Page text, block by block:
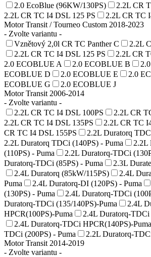
2.0 EcoBlue (96KW/130PS)
2.2L CR
2.2L CR TC I4 DSL 125 PS
2.2L CR TC
Motor Transit / Tourneo Custom 2018-2023
- Zvolte variantu -
Vznětový 2,0l CR TC Panther C
2.2L
2.2L CR TC I4 DSL 125 PS
2.2L CR
2.0 ECOBLUE A
2.0 ECOBLUE B
ECOBLUE D
2.0 ECOBLUE E 2.0
ECOBLUE G
2.0 ECOBLUE J
Motor Transit 2006-2014
- Zvolte variantu -
2.2L CR TC I4 DSL 100PS
2.2L CR
2.2L CR TC I4 DSL 135PS
2.2L CR TC
CR TC I4 DSL 155PS
2.2L Duratorq
2.2L Duratorq TDCi (140PS) - Puma
2.2L
(110PS) - Puma
2.2L Duratorq-TDCi
Duratorq-TDCi (85PS) - Puma
2.3L
2.4L Duratorq (85kW/115PS)
2.4L
Puma
2.4L Duratorq-DI (120PS) - Puma
(130PS) - Puma
2.4L Duratorq-TDCi
Duratorq-TDCi (135/140PS)-Puma
2.4L
HPCR(100PS)-Puma
2.4L Duratorq-TDCi
2.4L Duratorq-TDCi HPCR(140PS)-Puma
TDCi (200PS) - Puma
2.2L Duratorq-
Motor Transit 2014-2019
- Zvolte variantu -